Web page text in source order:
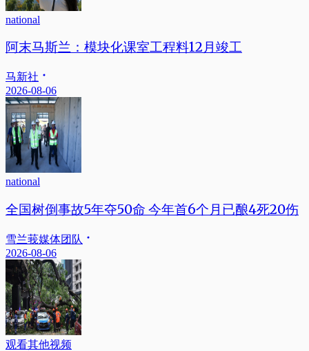
national
阿末马斯兰：模块化课室工程料12月竣工
马新社
2026-08-06
national
全国树倒事故5年夺50命 今年首6个月已酿4死20伤
雪兰莪媒体团队
2026-08-06
观看其他视频